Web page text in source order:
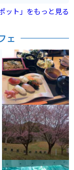
ら見る「アクアエデ
ット」をもっと見る
ェ